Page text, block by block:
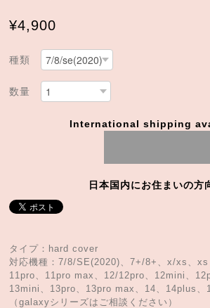
¥4,900
種類
数量
International shipping
日本国内にお住まいの方
タイプ：hard cover
対応機種：7/8/SE(2020)、7+/8+、x/xs、xs
11pro、11pro max、12/12pro、12mini、
13mini、13pro、13pro max、14、14plus、
（galaxyシリーズはご相談ください）